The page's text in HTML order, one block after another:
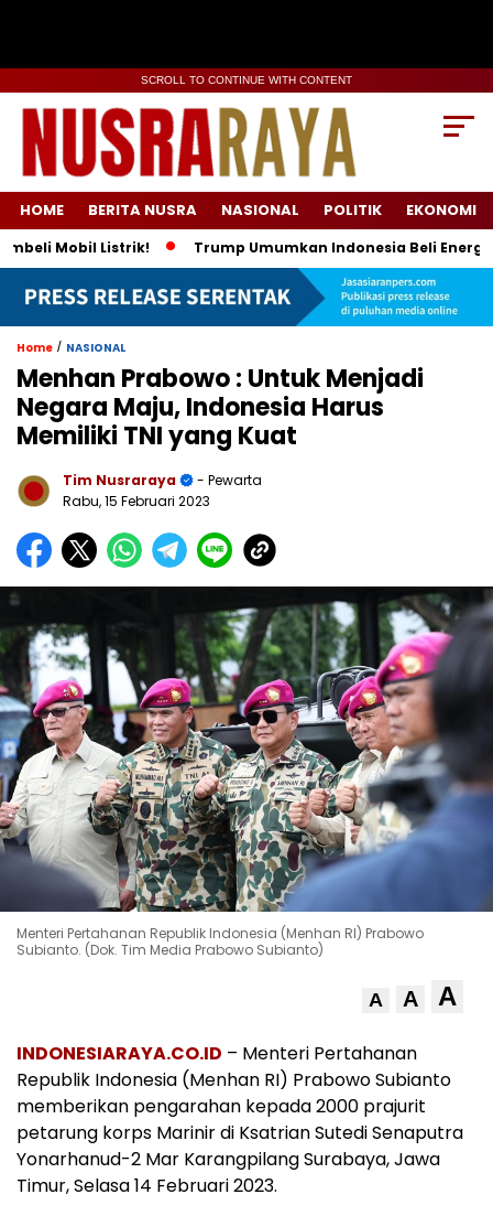
SCROLL TO CONTINUE WITH CONTENT
HOME BERITA NUSRA NASIONAL POLITIK EKONOMI
Listrik! Trump Umumkan Indonesia Beli Energi & 50
Home / NASIONAL
Menhan Prabowo : Untuk Menjadi
Negara Maju, Indonesia Harus
Memiliki TNI yang Kuat
Tim Nusraraya
- Pewarta
Rabu, 15 Februari 2023
Menteri Pertahanan Republik Indonesia (Menhan RI) Prabowo
Subianto. (Dok. Tim Media Prabowo Subianto)
A A A
INDONESIARAYA.CO.ID – Menteri Pertahanan
Republik Indonesia (Menhan RI) Prabowo Subianto
memberikan pengarahan kepada 2000 prajurit
petarung korps Marinir di Ksatrian Sutedi Senaputra
Yonarhanud-2 Mar Karangpilang Surabaya, Jawa
Timur, Selasa 14 Februari 2023.